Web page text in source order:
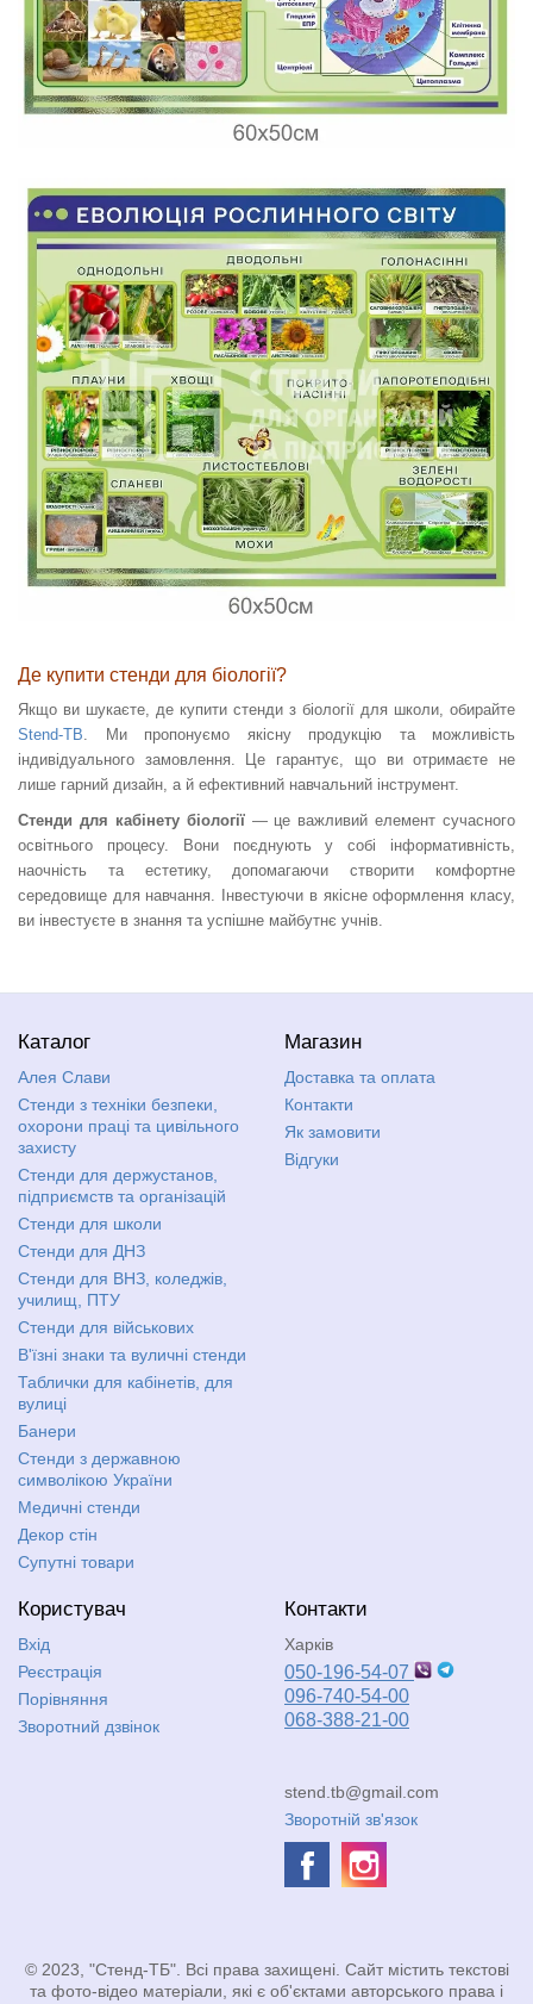
Де купити стенди для біології?
Якщо ви шукаєте, де купити стенди з біології для школи, обирайте
Stend-TB. Ми пропонуємо якісну продукцію та можливість
індивідуального замовлення. Це гарантує, що ви отримаєте не
лише гарний дизайн, а й ефективний навчальний інструмент.
Стенди для кабінету біології— це важливий елемент сучасного
освітнього процесу. Вони поєднують у собі інформативність,
наочність та естетику, допомагаючи створити комфортне
середовище для навчання. Інвестуючи в якісне оформлення класу,
ви інвестуєте в знання та успішне майбутнє учнів.
Каталог
Алея Слави
Стенди з техніки безпеки,
охорони праці та цивільного
захисту
Стенди для держустанов,
підприємств та організацій
Стенди для школи
Стенди для ДНЗ
Стенди для ВНЗ, коледжів,
училищ, ПТУ
Стенди для військових
В'їзні знаки та вуличні стенди
Таблички для кабінетів, для
вулиці
Банери
Стенди з державною
символікою України
Медичні стенди
Декор стін
Супутні товари
Магазин
Доставка та оплата
Контакти
Як замовити
Відгуки
Користувач
Вхід
Реєстрація
Порівняння
Зворотний дзвінок
Контакти
Харків
050-196-54-07
096-740-54-00
068-388-21-00
stend.tb@gmail.com
Зворотній зв'язок
© 2023, "Стенд-ТБ". Всі права захищені. Сайт містить текстові
та фото-відео матеріали, які є об'єктами авторського права і